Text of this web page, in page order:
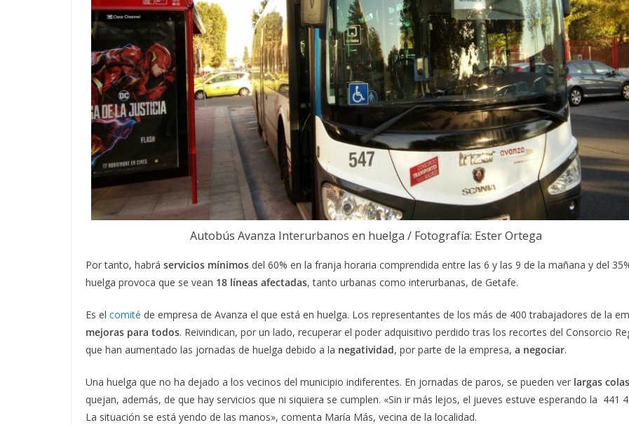
Autobús Avanza Interurbanos en huelga / Fotografía: Ester Ortega
Por tanto, habrá servicios mínimos del 60% en la franja horaria comprendida entre las 6 y las 9 de la mañana y del
huelga provoca que se vean 18 líneas afectadas, tanto urbanas como interurbanas, de Getafe.
Es el comité de empresa de Avanza el que está en huelga. Los representantes de los más de 400 trabajadores de la
mejoras para todos. Reivindican, por un lado, recuperar el poder adquisitivo perdido tras los recortes del Consorcio
que han aumentado las jornadas de huelga debido a la negatividad, por parte de la empresa, a negociar.
Una huelga que no ha dejado a los vecinos del municipio indiferentes. En jornadas de paros, se pueden ver largas colas
quejan, además, de que hay servicios que ni siquiera se cumplen. «Sin ir más lejos, el jueves estuve esperando la 441
La situación se está yendo de las manos», comenta María Más, vecina de la localidad.